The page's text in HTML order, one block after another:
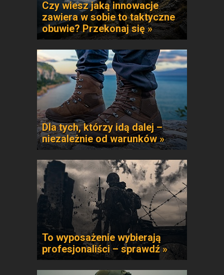
Czy wiesz jaką innowacje
zawiera w sobie to taktyczne
obuwie? Przekonaj się »
Dla tych, którzy idą dalej –
niezależnie od warunków »
To wyposażenie wybierają
profesjonaliści – sprawdź »